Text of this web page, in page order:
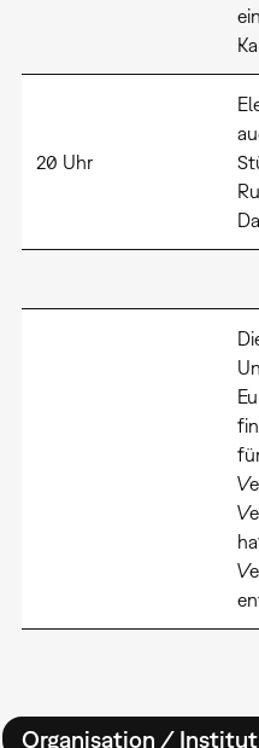
20 Uhr
Organisation /